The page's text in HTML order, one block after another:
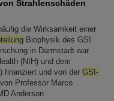
Strahlenschäden
die Wirksamkeit einer
Biophysik des GSI
in Darmstadt war
(NIH) und dem
finanziert und von der GSI-
Professor Marco
Anderson